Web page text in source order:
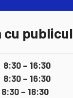
cu publicul
8:30 – 16:30
8:30 – 16:30
8:30 – 18:30